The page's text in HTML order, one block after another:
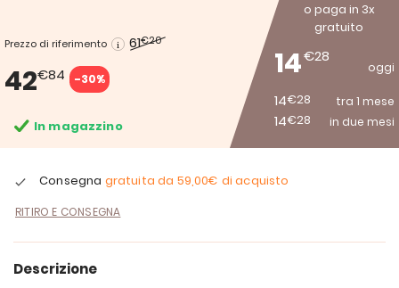
Prezzo di riferimento 61€20
42€84 -30%
o paga in 3x
gratuito
14€28
oggi
14€28 tra 1 mese
14€28 in due mesi
In magazzino
Consegna gratuita da 59,00€ di acquisto
RITIRO E CONSEGNA
Descrizione